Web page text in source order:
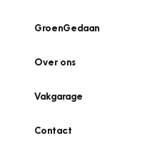
GroenGedaan
Over ons
Vakgarage
Contact